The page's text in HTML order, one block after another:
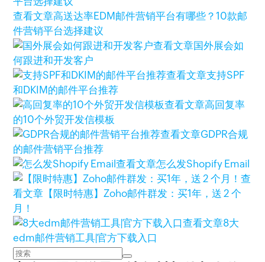
查看文章高送达率EDM邮件营销平台有哪些？10款邮
件营销平台选择建议
查看文章国外展会如
何跟进和开发客户
查看文章支持SPF
和DKIM的邮件平台推荐
查看文章高回复率
的10个外贸开发信模板
查看文章GDPR合规
的邮件营销平台推荐
查看文章怎么发Shopify Email
查
看文章 【限时特惠】Zoho邮件群发：买1年，送 2 个
月！
查看文章8大
edm邮件营销工具|官方下载入口